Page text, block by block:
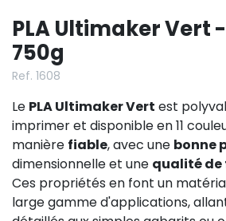
PLA Ultimaker Vert
750g
Ref. 1608
Le PLA Ultimaker Vert est
imprimer et disponible en 11
manière fiable, avec une bonne
dimensionnelle et une qualité de
Ces propriétés en font un
large gamme d'applications,